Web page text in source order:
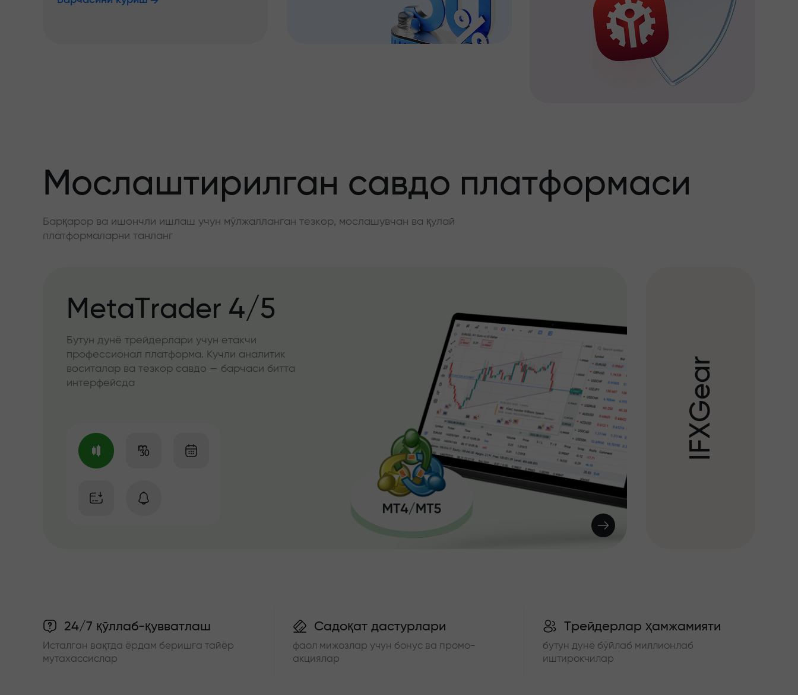
Мослаштирилган савдо платформаси
Барқарор ва ишончли ишлаш учун мўлжалланган тезкор, мослашувчан ва қулай
платформаларни танланг
MetaTrader 4/5
Бутун дунё трейдерлари учун етакчи
профессионал платформа. Кучли аналитик
воситалар ва тезкор савдо — барчаси битта
интерфейсда
I
F
X
G
e
a
r
24/7 қўллаб-қувватлаш
Исталган вақтда ёрдам беришга тайёр
мутахассислар
Садоқат дастурлари
фаол мижозлар учун бонус ва промо-
акциялар
Трейдерлар ҳамжамияти
бутун дунё бўйлаб миллионлаб
иштирокчилар